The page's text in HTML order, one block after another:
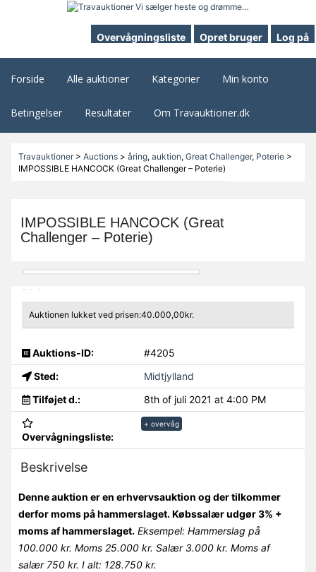
Overvågningsliste Opret bruger Log på
Forside Alle auktioner Kategorier Min konto
Betingelser Resultater Om Travauktioner.dk
Travauktioner> Auctions> åring, auktion, Great Challenger, Poterie>
IMPOSSIBLE HANCOCK (Great Challenger – Poterie)
IMPOSSIBLE HANCOCK (Great
Challenger – Poterie)
Auktionen lukket ved prisen:40.000,00kr.
Auktions-ID:
#4205
Sted:
Midtjylland
Tilføjet d.:
8th of juli 2021 at 4:00 PM
Overvågningsliste:
+ overvåg
Beskrivelse
Denne auktion er en erhvervsauktion og der tilkommer
derfor moms på hammerslaget. Købssalær udgør 3% +
moms af hammerslaget. Eksempel: Hammerslag på
100.000 kr. Moms 25.000 kr. Salær 3.000 kr. Moms af
salær 750 kr. I alt: 128.750 kr.